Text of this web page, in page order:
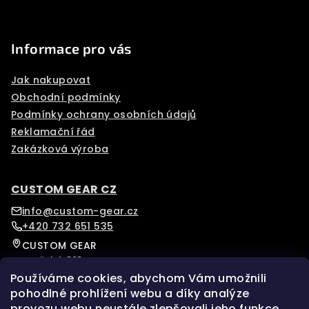
Používáme cookies, abychom Vám umožnili
pohodlné prohlížení webu a díky analýze
Informace pro vás
Jak nakupovat
Obchodní podmínky
Podmínky ochrany osobních údajů
Reklamační řád
Zakázková výroba
CUSTOM GEAR CZ
info@custom-gear.cz
+420 732 651 535
CUSTOM GEAR
Pražská 313
Písek, 39701
Czech Republic